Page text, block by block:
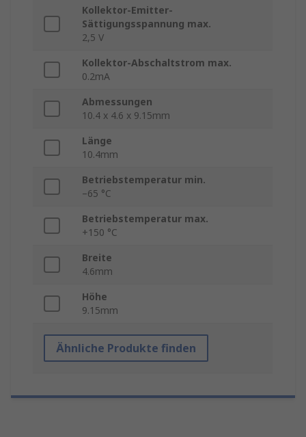
Kollektor-Emitter-
Sättigungsspannung max.
2,5 V
Kollektor-Abschaltstrom max.
0.2mA
Abmessungen
10.4 x 4.6 x 9.15mm
Länge
10.4mm
Betriebstemperatur min.
–65 °C
Betriebstemperatur max.
+150 °C
Breite
4.6mm
Höhe
9.15mm
Ähnliche Produkte finden